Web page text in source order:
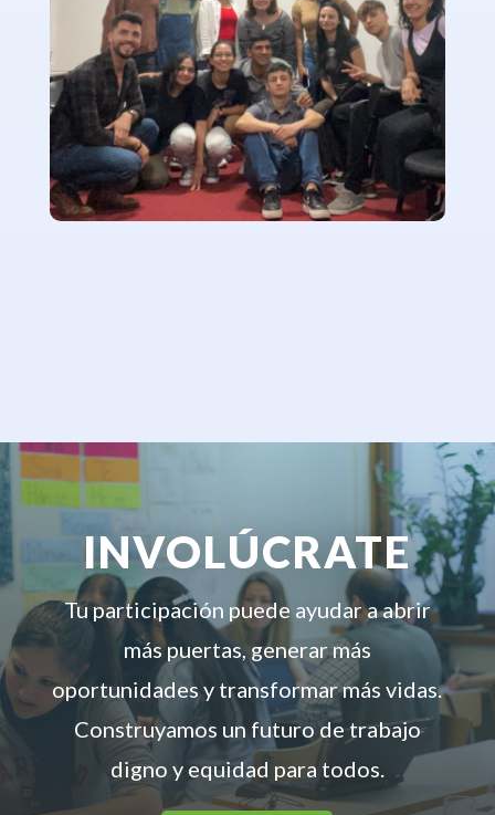
INVOLÚCRATE
Tu participación puede ayudar a abrir
más puertas, generar más
oportunidades y transformar más vidas.
Construyamos un futuro de trabajo
digno y equidad para todos.